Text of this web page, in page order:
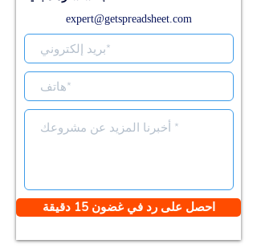
expert@getspreadsheet.com
احصل على رد في غضون 15 دقيقة